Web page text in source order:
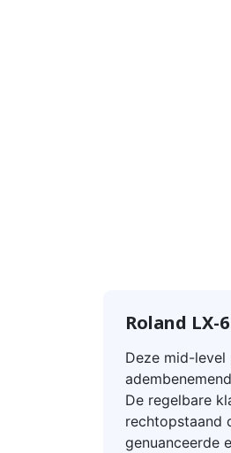
Roland LX-
Deze mid-
De regelbare
rechtopstaand
genuanceerde